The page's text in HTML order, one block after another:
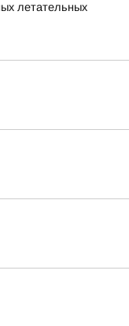
летательных